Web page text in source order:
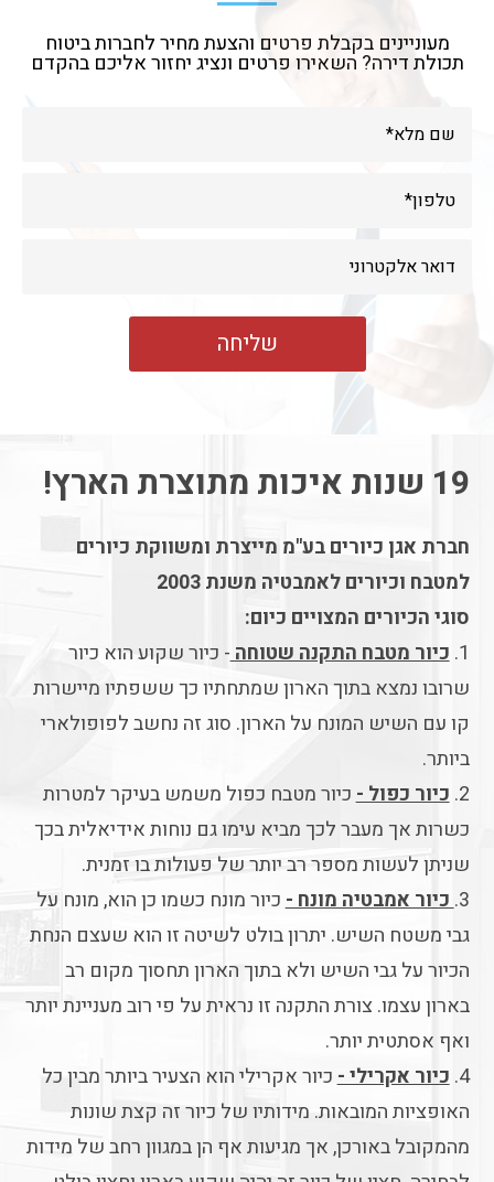
מעוניינים בקבלת פרטים והצעת מחיר לחברות ביטוח
תכולת דירה? השאירו פרטים ונציג יחזור אליכם בהקדם
19 שנות איכות מתוצרת הארץ!
חברת אגן כיורים בע"מ מייצרת ומשווקת כיורים
למטבח וכיורים לאמבטיה משנת 2003
סוגי הכיורים המצויים כיום:
1. כיור מטבח התקנה שטוחה- כיור שקוע הוא כיור
שרובו נמצא בתוך הארון שמתחתיו כך ששפתיו מיישרות
קו עם השיש המונח על הארון. סוג זה נחשב לפופולארי
ביותר.
2. כיור כפול -כיור מטבח כפול משמש בעיקר למטרות
כשרות אך מעבר לכך מביא עימו גם נוחות אידיאלית בכך
שניתן לעשות מספר רב יותר של פעולות בו זמנית.
3.כיור אמבטיה מונח -כיור מונח כשמו כן הוא, מונח על
גבי משטח השיש. יתרון בולט לשיטה זו הוא שעצם הנחת
הכיור על גבי השיש ולא בתוך הארון תחסוך מקום רב
בארון עצמו. צורת התקנה זו נראית על פי רוב מעניינת יותר
ואף אסתטית יותר.
4. כיור אקרילי -כיור אקרילי הוא הצעיר ביותר מבין כל
האופציות המובאות. מידותיו של כיור זה קצת שונות
מהמקובל באורכן, אך מגיעות אף הן במגוון רחב של מידות